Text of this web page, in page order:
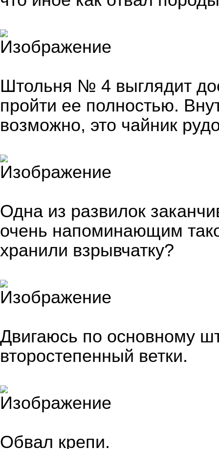
Штольня № 4 выглядит
пройти ее полностью.
возможно, это чайник
Одна из развилок
очень напоминающим
хранили взрывчатку?
Двигаюсь по основному
второстепенный ветки.
Обвал крепи.